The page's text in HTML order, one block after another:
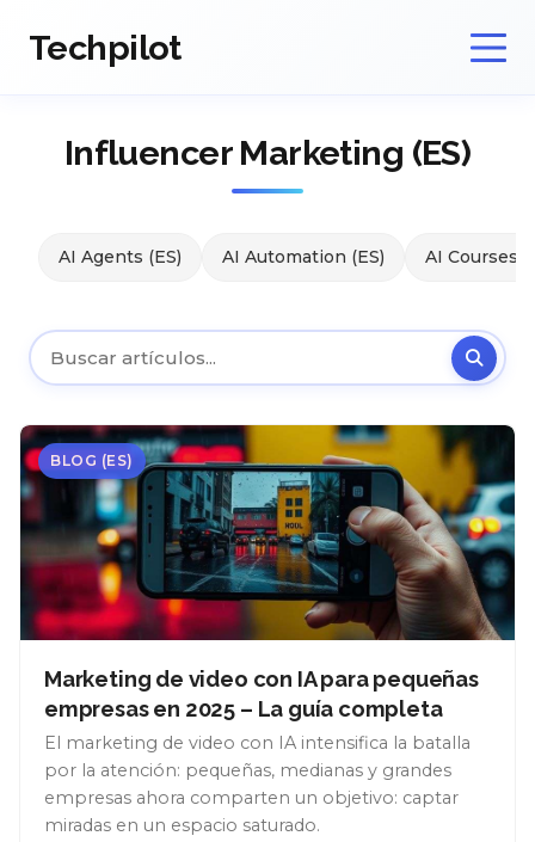
Techpilot
Influencer Marketing (ES)
AI Agents (ES) AI Automation (ES) AI Courses
BLOG (ES)
Marketing de video con IA para pequeñas
empresas en 2025 – La guía completa
El marketing de video con IA intensifica la batalla
por la atención: pequeñas, medianas y grandes
empresas ahora comparten un objetivo: captar
miradas en un espacio saturado.